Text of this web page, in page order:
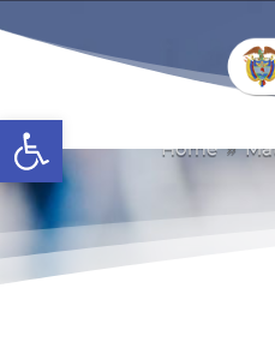
Abrir barra de herramientas
Home 9